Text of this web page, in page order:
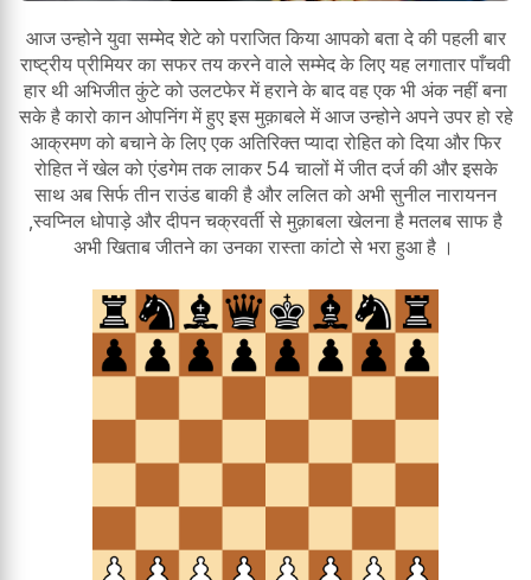
आज उन्होने युवा सम्मेद शेटे को पराजित किया आपको बता दे की पहली बार
राष्ट्रीय प्रीमियर का सफर तय करने वाले सम्मेद के लिए यह लगातार पाँचवी
हार थी अभिजीत कुंटे को उलटफेर में हराने के बाद वह एक भी अंक नहीं बना
सके है कारो कान ओपनिंग में हुए इस मुक़ाबले में आज उन्होने अपने उपर हो रहे
आक्रमण को बचाने के लिए एक अतिरिक्त प्यादा रोहित को दिया और फिर
रोहित नें खेल को एंडगेम तक लाकर 54 चालों में जीत दर्ज की और इसके
साथ अब सिर्फ तीन राउंड बाकी है और ललित को अभी सुनील नारायनन
,स्वप्निल धोपाड़े और दीपन चक्रवर्ती से मुक़ाबला खेलना है मतलब साफ है
अभी खिताब जीतने का उनका रास्ता कांटो से भरा हुआ है ।